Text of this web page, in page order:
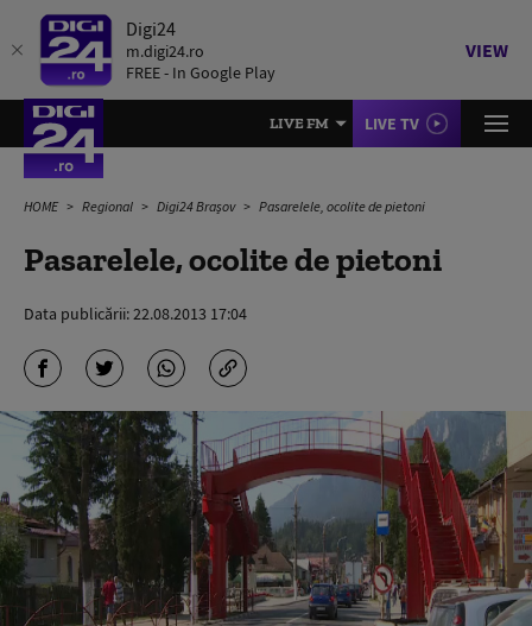
Digi24
m.digi24.ro
FREE - In Google Play
VIEW
LIVE FM LIVE TV
HOME Regional Digi24 Brașov Pasarelele, ocolite de pietoni
Pasarelele, ocolite de pietoni
Data publicării:22.08.2013 17:04